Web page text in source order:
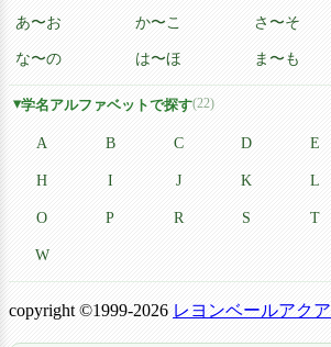
あ〜お か〜こ さ〜そ
な〜の は〜ほ ま〜も
学名アルファベットで探す(22)
A B C D E
H I J K L
O P R S T
W
copyright ©1999-2026 レヨンベールアクア